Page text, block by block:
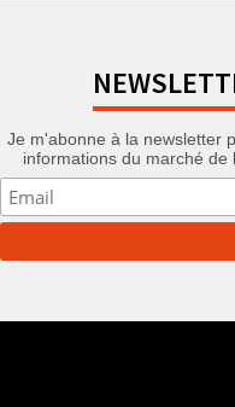
Je m'abonne à la newsletter
informations du marché